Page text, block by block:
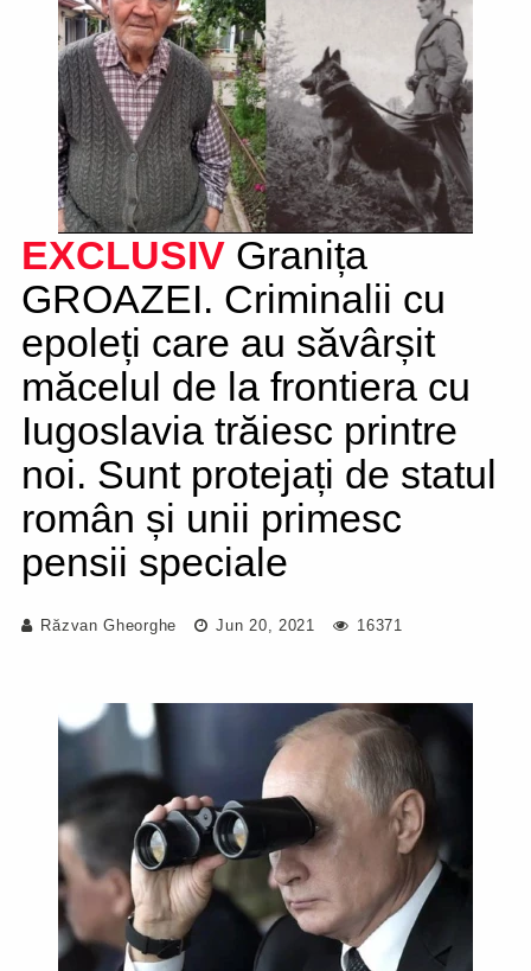
EXCLUSIV Granița
GROAZEI. Criminalii cu
epoleți care au săvârșit
măcelul de la frontiera cu
Iugoslavia trăiesc printre
noi. Sunt protejați de statul
român și unii primesc
pensii speciale
Răzvan Gheorghe Jun 20, 2021 16371